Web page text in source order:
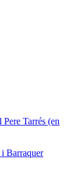
Tarrés (en
Barraquer